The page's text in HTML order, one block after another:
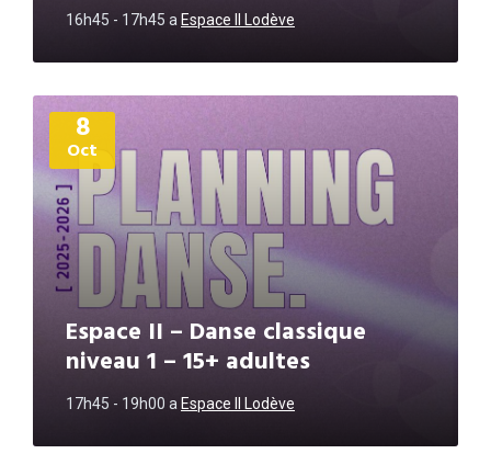
16h45 - 17h45 a Espace II Lodève
8
Oct
Espace II – Danse classique
niveau 1 – 15+ adultes
17h45 - 19h00 a Espace II Lodève
Plus
d'informations